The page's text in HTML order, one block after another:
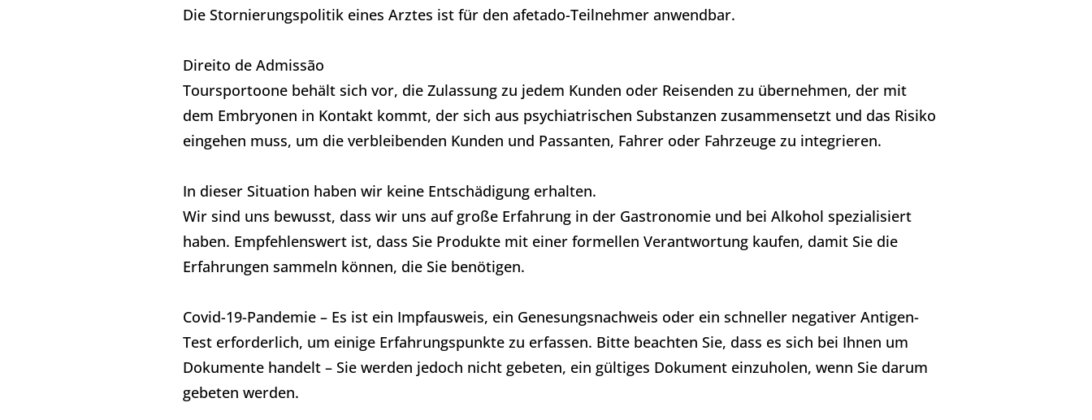
Die Stornierungspolitik eines Arztes ist für den afetado-Teilnehmer anwendbar.
Direito de Admissão
Toursportoone behält sich vor, die Zulassung zu jedem Kunden oder Reisenden zu übernehmen, der mit
dem Embryonen in Kontakt kommt, der sich aus psychiatrischen Substanzen zusammensetzt und das Risiko
eingehen muss, um die verbleibenden Kunden und Passanten, Fahrer oder Fahrzeuge zu integrieren.
In dieser Situation haben wir keine Entschädigung erhalten.​
Wir sind uns bewusst, dass wir uns auf große Erfahrung in der Gastronomie und bei Alkohol spezialisiert
haben. Empfehlenswert ist, dass Sie Produkte mit einer formellen Verantwortung kaufen, damit Sie die
Erfahrungen sammeln können, die Sie benötigen.
Covid-19-Pandemie – Es ist ein Impfausweis, ein Genesungsnachweis oder ein schneller negativer Antigen-
Test erforderlich, um einige Erfahrungspunkte zu erfassen. Bitte beachten Sie, dass es sich bei Ihnen um
Dokumente handelt – Sie werden jedoch nicht gebeten, ein gültiges Dokument einzuholen, wenn Sie darum
gebeten werden.​